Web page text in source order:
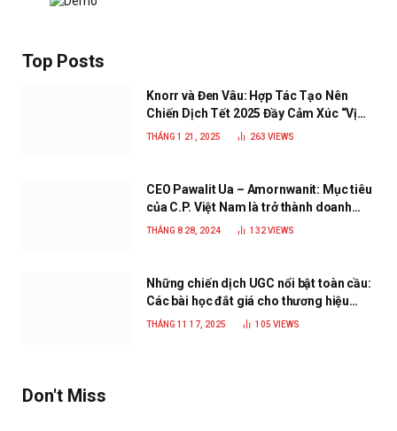
Top Posts
Knorr và Đen Vâu: Hợp Tác Tạo Nên
Chiến Dịch Tết 2025 Đầy Cảm Xúc “Vị
Nhà”
THÁNG 1 21, 2025 263 VIEWS
CEO Pawalit Ua – Amornwanit: Mục tiêu
của C.P. Việt Nam là trở thành doanh
nghiệp xanh, phát triển bền vững
THÁNG 8 28, 2024 132VIEWS
Những chiến dịch UGC nổi bật toàn cầu:
Các bài học đắt giá cho thương hiệu
năm 2025
THÁNG 11 17, 2025 105 VIEWS
Don't Miss